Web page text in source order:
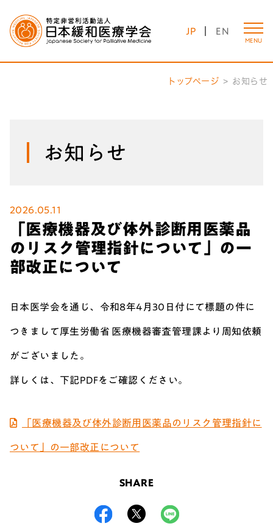
JP EN
MENU
トップページ お知らせ
お知らせ
2026.05.11
「医療機器及び体外診断用医薬品
のリスク管理指針について」の一
部改正について
日本医学会を通じ、 令和8年4月30日付にて標題の件に
つきまして厚生労働省 医療機器審査管理課より周知依頼
がございました。
詳しくは、下記PDFをご確認ください。
「医療機器及び体外診断用医薬品のリスク管理指針に
ついて」の一部改正について
SHARE